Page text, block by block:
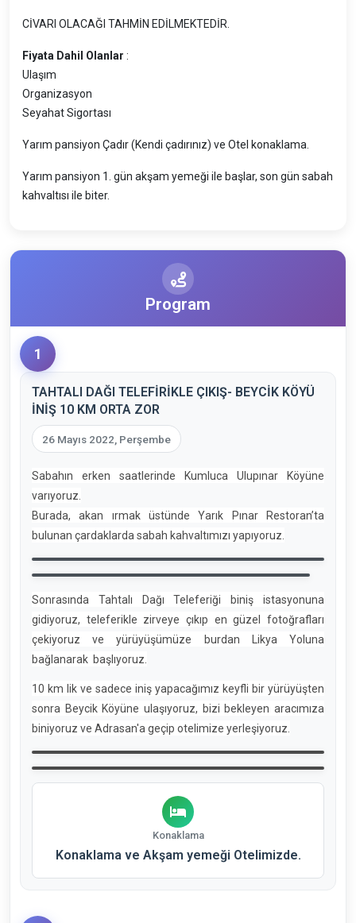
CİVARI OLACAĞI TAHMİN EDİLMEKTEDİR.
Fiyata Dahil Olanlar :
Ulaşım
Organizasyon
Seyahat Sigortası
Yarım pansiyon Çadır (Kendi çadırınız) ve Otel konaklama.
Yarım pansiyon 1. gün akşam yemeği ile başlar, son gün sabah
kahvaltısı ile biter.
Program
1
TAHTALI DAĞI TELEFİRİKLE ÇIKIŞ- BEYCİK KÖYÜ
İNİŞ 10 KM ORTA ZOR
26 Mayıs 2022, Perşembe
Sabahın erken saatlerinde Kumluca Ulupınar Köyüne
varıyoruz.
Burada, akan ırmak üstünde Yarık Pınar Restoran’ta
bulunan çardaklarda sabah kahvaltımızı yapıyoruz.
Sonrasında Tahtalı Dağı Teleferiği biniş istasyonuna
gidiyoruz, teleferikle zirveye çıkıp en güzel fotoğrafları
çekiyoruz ve yürüyüşümüze burdan Likya Yoluna
bağlanarak başlıyoruz.
10 km lik ve sadece iniş yapacağımız keyfli bir yürüyüşten
sonra Beycik Köyüne ulaşıyoruz, bizi bekleyen aracımıza
biniyoruz ve Adrasan'a geçip otelimize yerleşiyoruz.
Konaklama
Konaklama ve Akşam yemeği Otelimizde.